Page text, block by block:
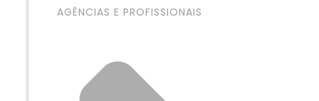
AGÊNCIAS E PROFISSIONAIS